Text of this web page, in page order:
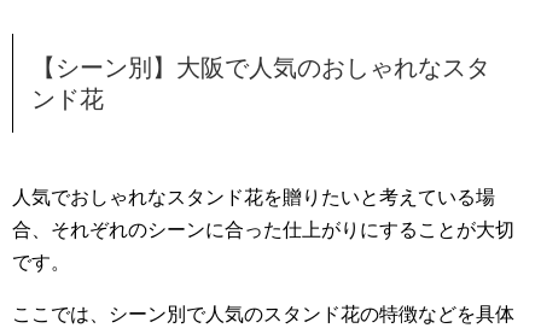
【シーン別】大阪で人気のおしゃれなスタ
ンド花
人気でおしゃれなスタンド花を贈りたいと考えている場
合、それぞれのシーンに合った仕上がりにすることが大切
です。
ここでは、シーン別で人気のスタンド花の特徴などを具体